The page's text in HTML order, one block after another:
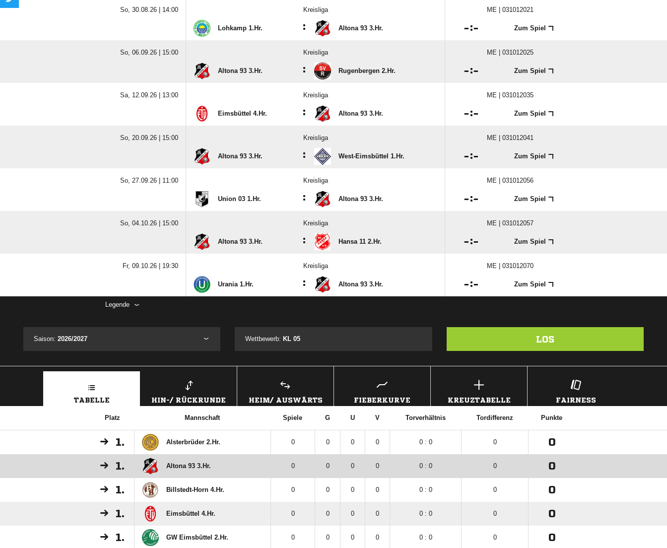
So, 30.08.26 | 14:00 Kreisliga ME | 031012021
Lohkamp 1.Hr. : Altona 93 3.Hr. : Zum Spiel
So, 06.09.26 | 15:00 Kreisliga ME | 031012025
Altona 93 3.Hr. : Rugenbergen 2.Hr. : Zum Spiel
Sa, 12.09.26 | 13:00 Kreisliga ME | 031012035
Eimsbüttel 4.Hr. : Altona 93 3.Hr. : Zum Spiel
So, 20.09.26 | 15:00 Kreisliga ME | 031012041
Altona 93 3.Hr. : West-Eimsbüttel 1.Hr. : Zum Spiel
So, 27.09.26 | 11:00 Kreisliga ME | 031012056
Union 03 1.Hr. : Altona 93 3.Hr. : Zum Spiel
So, 04.10.26 | 15:00 Kreisliga ME | 031012057
Altona 93 3.Hr. : Hansa 11 2.Hr. : Zum Spiel
Fr, 09.10.26 | 19:30 Kreisliga ME | 031012070
Urania 1.Hr. : Altona 93 3.Hr. : Zum Spiel
Legende
Saison: 2026/2027 Wettbewerb: KL 05 LOS
TABELLE HIN-/ RÜCKRUNDE HEIM/ AUSWÄRTS FIEBERKURVE KREUZTABELLE FAIRNESS
Platz Mannschaft Spiele G U V Torverhältnis Tordifferenz Punkte
1. Alsterbrüder 2.Hr. 0 0 0 0 0 : 0 0 0
1. Altona 93 3.Hr. 0 0 0 0 0 : 0 0 0
1. Billstedt-Horn 4.Hr. 0 0 0 0 0 : 0 0 0
1. Eimsbüttel 4.Hr. 0 0 0 0 0 : 0 0 0
1. GW Eimsbüttel 2.Hr. 0 0 0 0 0 : 0 0 0